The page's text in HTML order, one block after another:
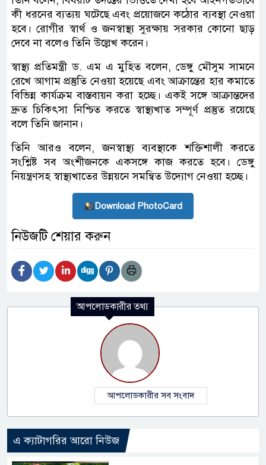
কী ধরনের ব্যত্যয় ঘটেছে এবং প্রয়োজনে কঠোর ব্যবস্থা নেওয়া
হবে। রোগীর স্বার্থ ও জনস্বাস্থ্য সুরক্ষায় সরকার কোনো ছাড়
দেবে না বলেও তিনি উল্লেখ করেন।
স্বাস্থ্য প্রতিমন্ত্রী ড. এম এ মুহিত বলেন, ডেঙ্গু মৌসুম সামনে
রেখে আগাম প্রস্তুতি নেওয়া হয়েছে এবং আক্রান্তের হার কমাতে
বিভিন্ন কার্যক্রম বাস্তবায়ন করা হচ্ছে। একই সঙ্গে আক্রান্তদের
দ্রুত চিকিৎসা নিশ্চিত করতে স্বাস্থ্যখাত সম্পূর্ণ প্রস্তুত রয়েছে
বলে তিনি জানান।
তিনি আরও বলেন, জনস্বাস্থ্য ব্যবস্থাকে শক্তিশালী করতে
সংশ্লিষ্ট সব অংশীজনকে একসঙ্গে কাজ করতে হবে। ডেঙ্গু
নিয়ন্ত্রণসহ স্বাস্থ্যখাতের উন্নয়নে সমন্বিত উদ্যোগ নেওয়া হচ্ছে।
Download PhotoCard
নিউজটি শেয়ার করুন
আপলোডকারীর তথ্য
আপলোডকারীর সব সংবাদ
এ ক্যাটাগরির আরো নিউজ